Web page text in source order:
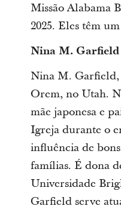
Missão Alabama
2025. Eles têm
Nina M. Garfield
Nina M. Garfield,
Orem, no Utah.
mãe japonesa e
Igreja durante o
influência de
famílias. É dona
Universidade
Garfield serve